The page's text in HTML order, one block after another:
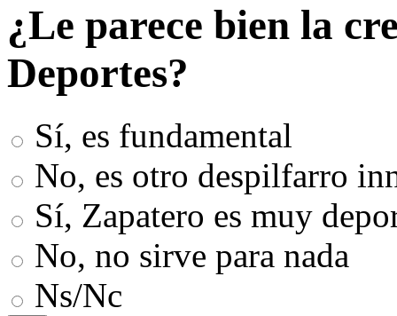
¿Le parece bien la
Deportes?
Sí, es fundamental
No, es otro despilfarro
Sí, Zapatero es muy
No, no sirve para nada
Ns/Nc